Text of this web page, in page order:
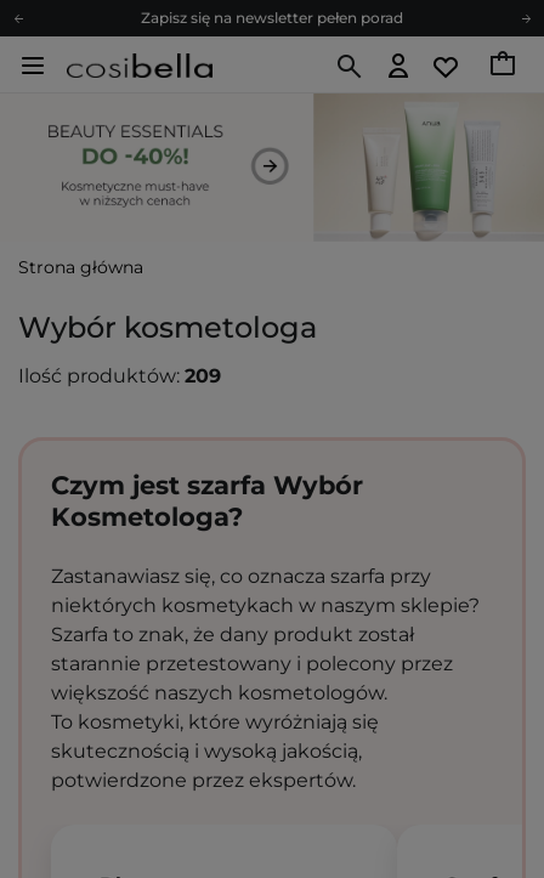
Zapisz się na newsletter pełen porad
Bezpłatne konsultacje kosmetologiczne
Poleć nas i zyskaj jeszcze więcej punktów
Zapisz się na newsletter pełen porad
Strona główna
Wybór kosmetologa
Ilość produktów: 209
Czym jest szarfa Wybór
Kosmetologa?
Zastanawiasz się, co oznacza szarfa przy
niektórych kosmetykach w naszym sklepie?
Szarfa to znak, że dany produkt został
starannie przetestowany i polecony przez
większość naszych kosmetologów.
To kosmetyki, które wyróżniają się
skutecznością i wysoką jakością,
potwierdzone przez ekspertów.